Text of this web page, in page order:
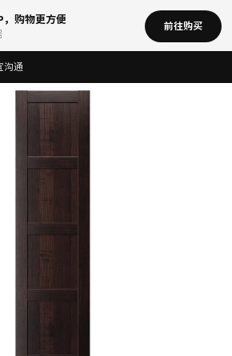
，购物更方便 前往购买
沟通